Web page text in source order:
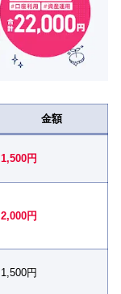
金額
1,500円
2,000円
1,500円